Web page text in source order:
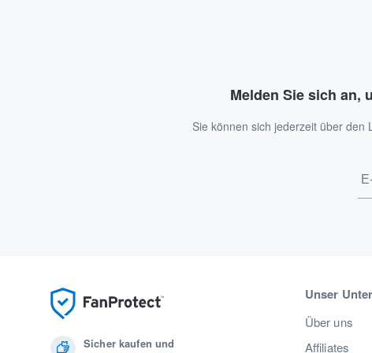
Melden Sie sich an,
Sie können sich jederzeit über den
Sicher kaufen und
Unser
Über uns
Affiliates